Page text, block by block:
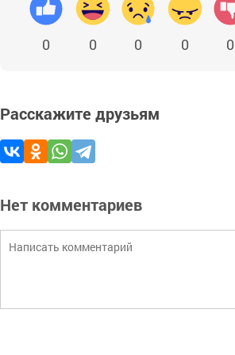
0 0 0 0 0
Расскажите друзьям
Нет комментариев